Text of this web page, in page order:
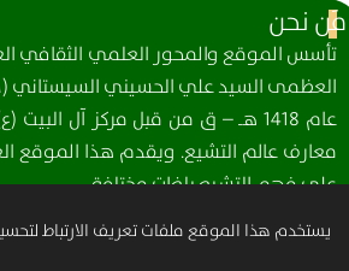
مَن نحن
تأسس الموقع والمحور العلمي الثقافي
العظمى السيد علي الحسيني السيستاني
عام 1418 هـ – ق من قبل مركز آل
معارف عالم التشيع. ويقدم هذا الموقع
على فهم التشيع بلغات مختلفة.
يستخدم هذا الموقع ملفات تعريف الارتباط